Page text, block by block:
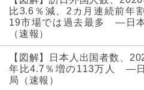
比3.6％減、2カ月連続前年
19市場では過去最多 ―日
（速報）
【図解】日本人出国者数、
年比4.7％増の113万人 ―
局（速報）